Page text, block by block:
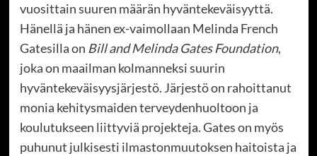
vuosittain suuren määrän hyväntekeväisyyttä.
Hänellä ja hänen ex-vaimollaan Melinda French
Gatesilla on Bill and Melinda Gates Foundation,
joka on maailman kolmanneksi suurin
hyväntekeväisyysjärjestö. Järjestö on rahoittanut
monia kehitysmaiden terveydenhuoltoon ja
koulutukseen liittyviä projekteja. Gates on myös
puhunut julkisesti ilmastonmuutoksen haitoista ja